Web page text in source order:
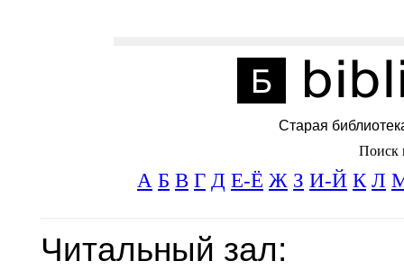
Старая
Поиск
А Б В Г Д Е-Ё Ж З И-Й К Л
Читальный зал: